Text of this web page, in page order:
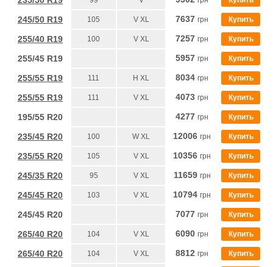
245/50 R19 105 V XL 7637 грн Купить
255/40 R19 100 V XL 7257 грн Купить
255/45 R19 5957 грн Купить
255/55 R19 111 H XL 8034 грн Купить
255/55 R19 111 V XL 4073 грн Купить
195/55 R20 4277 грн Купить
235/45 R20 100 W XL 12006 грн Купить
235/55 R20 105 V XL 10356 грн Купить
245/35 R20 95 V XL 11659 грн Купить
245/45 R20 103 V XL 10794 грн Купить
245/45 R20 7077 грн Купить
265/40 R20 104 V XL 6090 грн Купить
265/40 R20 104 V XL 8812 грн Купить